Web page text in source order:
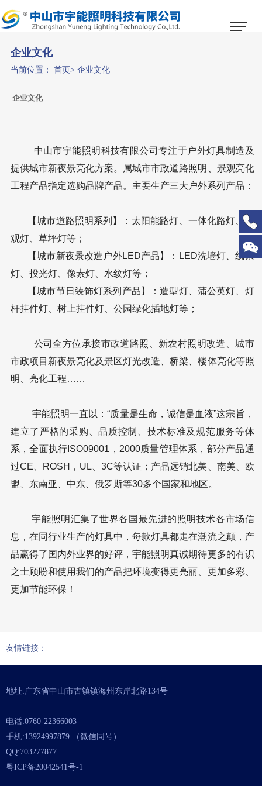
1
企业文化
当前位置： 首页> 企业文化
企业文化
中山市宇能照明科技有限公司专注于户外灯具制造及
提供城市新夜景亮化方案。属城市市政道路照明、景观亮化
工程产品指定选购品牌产品。主要生产三大户外系列产品：
【城市道路照明系列】：太阳能路灯、一体化路灯、景
观灯、草坪灯等；
【城市新夜景改造户外LED产品】：LED洗墙灯、线条
灯、投光灯、像素灯、水纹灯等；
【城市节日装饰灯系列产品】：造型灯、蒲公英灯、灯
杆挂件灯、树上挂件灯、公园绿化插地灯等；
公司全方位承接市政道路照、新农村照明改造、城市
市政项目新夜景亮化及景区灯光改造、桥梁、楼体亮化等照
明、亮化工程……
宇能照明一直以：“质量是生命，诚信是血液”这宗旨，
建立了严格的采购、品质控制、技术标准及规范服务等体
系，全面执行ISO09001，2000质量管理体系，部分产品通
过CE、ROSH，UL、3C等认证；产品远销北美、南美、欧
盟、东南亚、中东、俄罗斯等30多个国家和地区。
宇能照明汇集了世界各国最先进的照明技术各市场信
息，在同行业生产的灯具中，每款灯具都走在潮流之颠，产
品赢得了国内外业界的好评，宇能照明真诚期待更多的有识
之士顾盼和使用我们的产品把环境变得更亮丽、更加多彩、
更加节能环保！
友情链接：
地址:广东省中山市古镇镇海州东岸北路134号
电话:0760-22366003
手机:13924997879 （微信同号）
QQ:703277877
粤ICP备20042541号-1